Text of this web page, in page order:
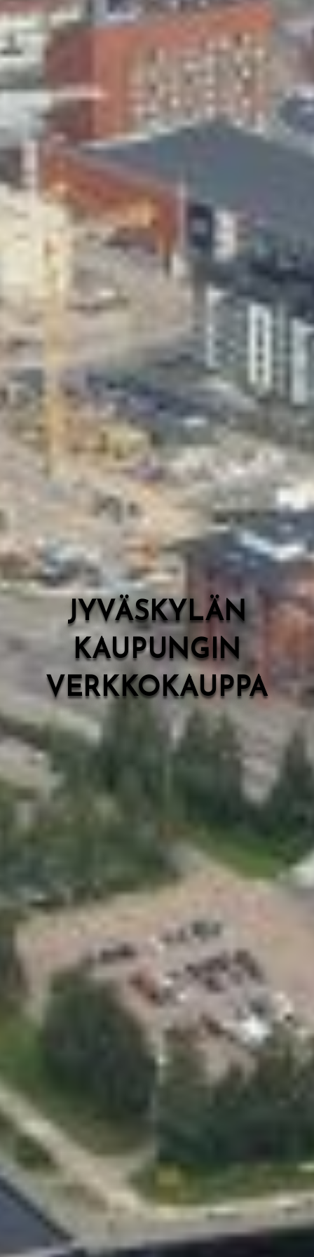
Skeittihalli
Varhaiskasvatus
Ateria- ja välipalamaksut
Mämminiemi
Taideapteekki
Kirjasto
Valon Kaupunki
Lasten Lysti & LystiKylä-festivaali
Ohje
English
JYVÄSKYLÄN
KAUPUNGIN
VERKKOKAUPPA